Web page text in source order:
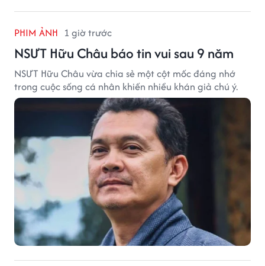
PHIM ẢNH 1 giờ trước
NSƯT Hữu Châu báo tin vui sau 9 năm
NSƯT Hữu Châu vừa chia sẻ một cột mốc đáng nhớ
trong cuộc sống cá nhân khiến nhiều khán giả chú ý.